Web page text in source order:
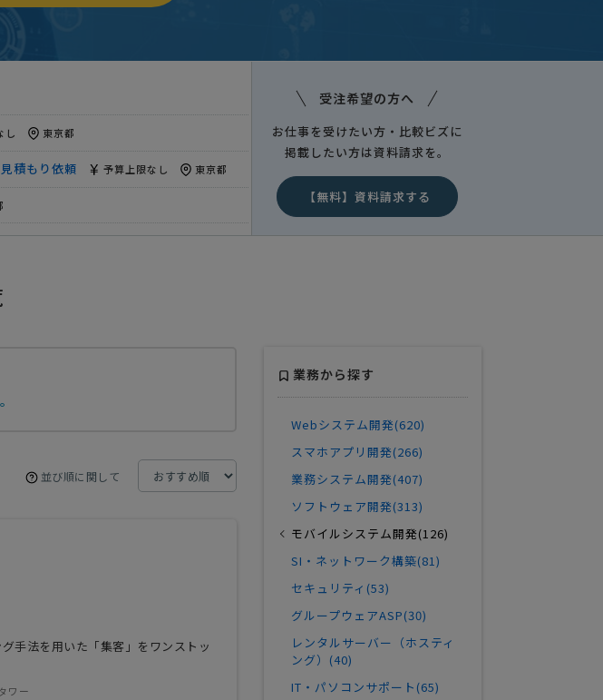
る 予算上限なし 東京都
し 東京都
積もり依頼 予算上限なし 東京都
限なし 東京都
受注希望の方へ
お仕事を受けたい方・比較ビズに
掲載したい方は資料請求を。
【無料】資料請求する
並び順に関して
手法を用いた「集客」をワンストッ
ワー
業務から探す
Webシステム開発(620)
スマホアプリ開発(266)
業務システム開発(407)
ソフトウェア開発(313)
モバイルシステム開発(126)
SI・ネットワーク構築(81)
セキュリティ(53)
グループウェアASP(30)
レンタルサーバー（ホスティ
ング）(40)
IT・パソコンサポート(65)